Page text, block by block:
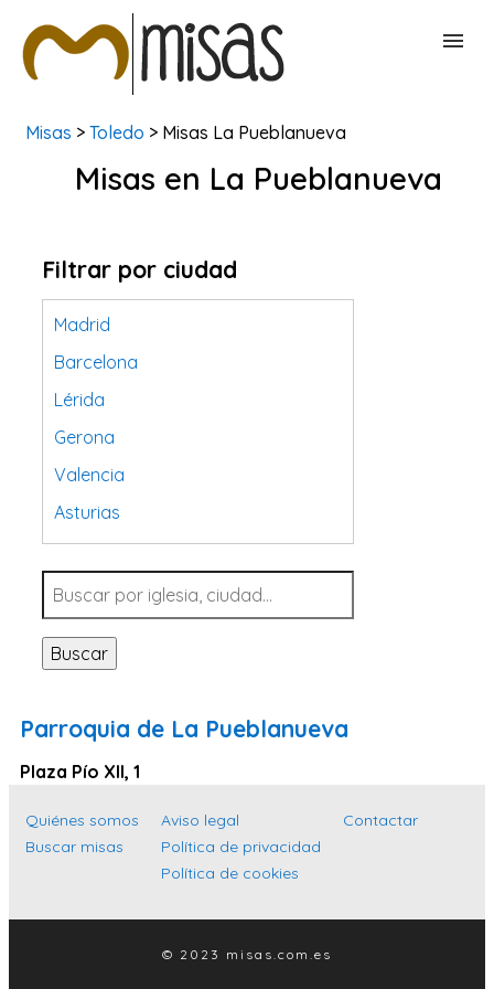
BUSCAR MISAS
Misas > Toledo > Misas La Pueblanueva
Misas en La Pueblanueva
Filtrar por ciudad
Madrid
Barcelona
Lérida
Gerona
Valencia
Asturias
Tarragona
Navarra
Valladolid
Sevilla
Santa Cruz de Tenerife
Cantabria
Islas Baleares
Las Palmas
Alicante
Buscar
Parroquia de La Pueblanueva
Plaza Pío XII, 1
Quiénes somos
Buscar misas
Aviso legal
Política de privacidad
Política de cookies
Contactar
© 2023 misas.com.es